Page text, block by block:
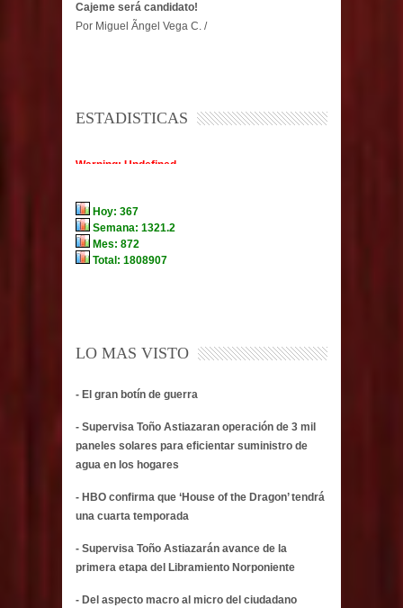
Cajeme será candidato!
Por Miguel Ãngel Vega C. /
ESTADISTICAS
LO MAS VISTO
- El gran botín de guerra
- Supervisa Toño Astiazaran operación de 3 mil
paneles solares para eficientar suministro de
agua en los hogares
- HBO confirma que ‘House of the Dragon’ tendrá
una cuarta temporada
- Supervisa Toño Astiazarán avance de la
primera etapa del Libramiento Norponiente
- Del aspecto macro al micro del ciudadano